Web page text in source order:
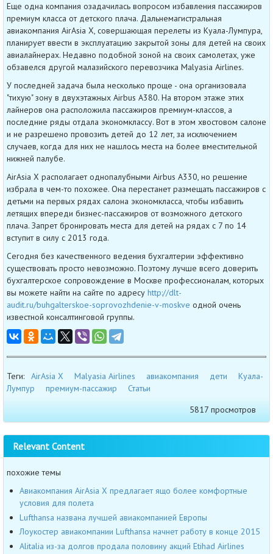
Еще одна компания озадачилась вопросом избавления пассажиров
премиум класса от детского плача. Дальнемагистральная
авиакомпания AirAsia X, совершающая перелеты из Куала-Лумпура,
планирует ввести в эксплуатацию закрытой зоны для детей на своих
авиалайнерах. Недавно подобной зоной на своих самолетах, уже
обзавелся другой малазийского перевозчика Malyasia Airlines.
У последней задача была несколько проще - она организовала
"тихую" зону в двухэтажных Airbus A380. На втором этаже этих
лайнеров она расположила пассажиров премиум-классов, а
последние ряды отдала экономклассу. Вот в этом хвостовом салоне
и не разрешено провозить детей до 12 лет, за исключением
случаев, когда для них не нашлось места на более вместительной
нижней палубе.
AirAsia X располагает однопалубными Airbus A330, но решение
избрала в чем-то похожее. Она перестанет размещать пассажиров с
детьми на первых рядах салона экономкласса, чтобы избавить
летящих впереди бизнес-пассажиров от возможного детского
плача. Запрет бронировать места для детей на рядах с 7 по 14
вступит в силу с 2013 года.
Сегодня без качественного ведения бухгалтерии эффективно
существовать просто невозможно. Поэтому лучше всего доверить
бухгалтерское сопровождение в Москве профессионалам, которых
вы можете найти на сайте по адресу http://dlt-
audit.ru/buhgalterskoe-soprovozhdenie-v-moskve одной очень
известной консалтинговой группы.
Теги: AirAsia X Malyasia Airlines авиакомпания дети
Куала-
Лумпур
премиум-пассажир
Статьи
5817 просмотров
Relevant Content
похожие темы
Авиакомпания AirAsia X предлагает ящо более комфортные
условия для полета
Lufthansa названа лучшей авиакомпанией Европы
Лоукостер авиакомпании Lufthansa начнет работу в конце 2015
Alitalia из-за долгов продала половину акций Etihad Airlines